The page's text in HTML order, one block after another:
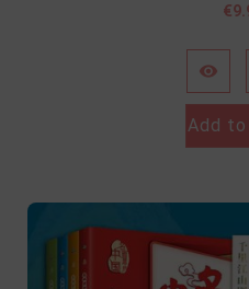
價

Add